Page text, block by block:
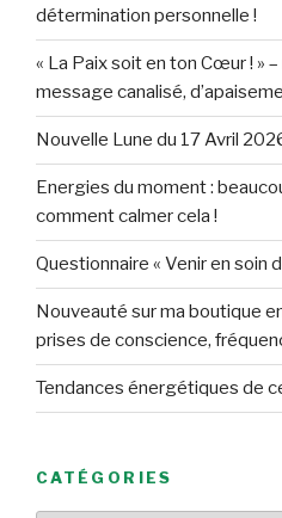
détermination personnelle !
« La Paix soit en ton Cœur ! »
message canalisé,
Nouvelle Lune du 17 Avril
Energies du moment :
comment calmer cela !
Questionnaire « Venir en soin
Nouveauté sur ma boutique
prises de conscience,
Tendances énergétiques de
CATÉGORIES